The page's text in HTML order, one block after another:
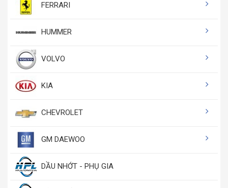
FERRARI
HUMMER
VOLVO
KIA
CHEVROLET
GM DAEWOO
DẦU NHỚT - PHỤ GIA